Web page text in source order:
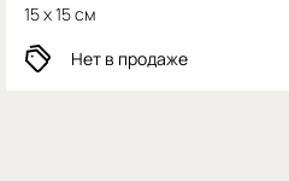
15 x 15 см
Нет в продаже